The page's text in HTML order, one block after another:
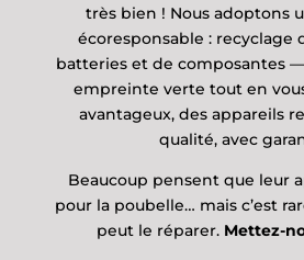
très bien ! Nous adoptons
écoresponsable : recyclage
batteries et de composantes
empreinte verte tout en
avantageux, des appareils
qualité, avec
Beaucoup pensent que leur
pour la poubelle… mais c’est
peut le réparer. Mettez-